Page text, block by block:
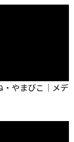
・やまびこ｜メデ